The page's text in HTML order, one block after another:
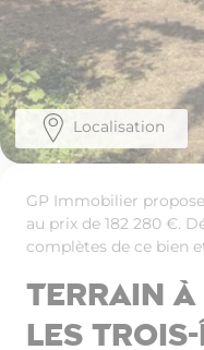
Localisation
GP Immobilier
au prix de 182 280 €.
complètes de ce bien
Terrain à
Les